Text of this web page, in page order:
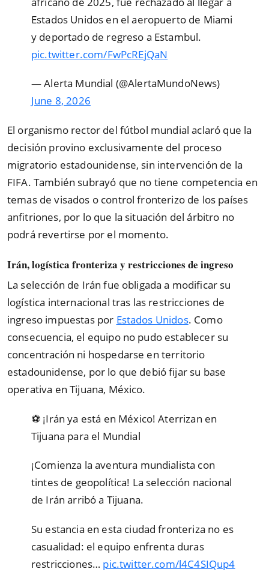
Estados Unidos en el aeropuerto de Miami
y deportado de regreso a Estambul.
pic.twitter.com/FwPcREjQaN
— Alerta Mundial (@AlertaMundoNews)
June 8, 2026
El organismo rector del fútbol mundial aclaró que la
decisión provino exclusivamente del proceso
migratorio estadounidense, sin intervención de la
FIFA. También subrayó que no tiene competencia en
temas de visados o control fronterizo de los países
anfitriones, por lo que la situación del árbitro no
podrá revertirse por el momento.
Irán, logística fronteriza y restricciones de ingreso
La selección de Irán fue obligada a modificar su
logística internacional tras las restricciones de
ingreso impuestas por Estados Unidos. Como
consecuencia, el equipo no pudo establecer su
concentración ni hospedarse en territorio
estadounidense, por lo que debió fijar su base
operativa en Tijuana, México.
⚽ ¡Irán ya está en México! Aterrizan en
Tijuana para el Mundial
¡Comienza la aventura mundialista con
tintes de geopolítica! La selección nacional
de Irán arribó a Tijuana.
Su estancia en esta ciudad fronteriza no es
casualidad: el equipo enfrenta duras
restricciones… pic.twitter.com/l4C4SIQup4